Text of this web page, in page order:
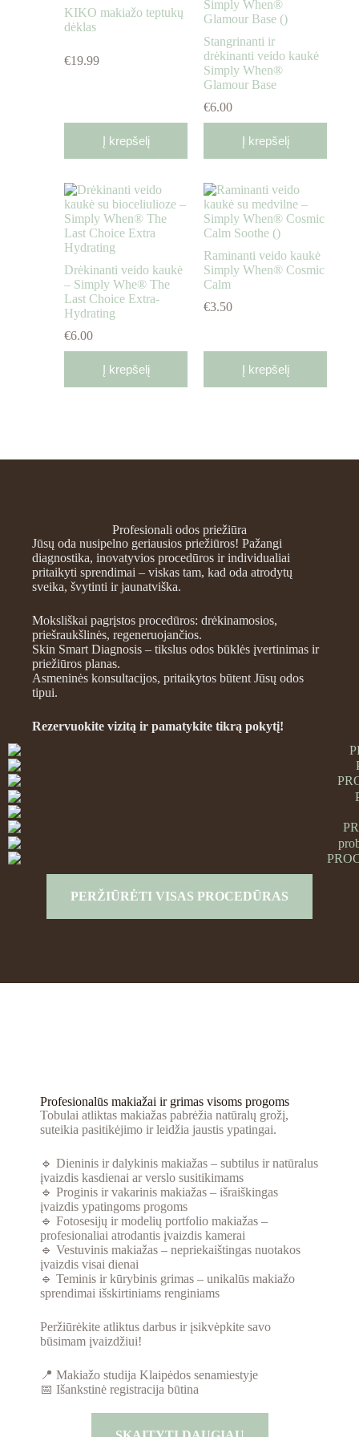
KIKO makiažo teptukų
dėklas
€19.99
Į krepšelį
Stangrinanti ir
drėkinanti veido kaukė
Simply When®
Glamour Base
€6.00
Į krepšelį
Drėkinanti veido kaukė
– Simply Whe® The
Last Choice Extra-
Hydrating
€6.00
Į krepšelį
Raminanti veido kaukė
Simply When® Cosmic
Calm
€3.50
Į krepšelį
Profesionali odos priežiūra
Jūsų oda nusipelno geriausios priežiūros! Pažangi
diagnostika, inovatyvios procedūros ir individualiai
pritaikyti sprendimai – viskas tam, kad oda atrodytų
sveika, švytinti ir jaunatviška.
Moksliškai pagrįstos procedūros: drėkinamosios,
priešraukšlinės, regeneruojančios.
Skin Smart Diagnosis – tikslus odos būklės įvertinimas ir
priežiūros planas.
Asmeninės konsultacijos, pritaikytos būtent Jūsų odos
tipui.
Rezervuokite vizitą ir pamatykite tikrą pokytį!
PERŽIŪRĖTI VISAS PROCEDŪRAS
Profesionalūs makiažai ir grimas visoms progoms
Tobulai atliktas makiažas pabrėžia natūralų grožį,
suteikia pasitikėjimo ir leidžia jaustis ypatingai.
🔹 Dieninis ir dalykinis makiažas – subtilus ir natūralus
įvaizdis kasdienai ar verslo susitikimams
🔹 Proginis ir vakarinis makiažas – išraiškingas
įvaizdis ypatingoms progoms
🔹 Fotosesijų ir modelių portfolio makiažas –
profesionaliai atrodantis įvaizdis kamerai
🔹 Vestuvinis makiažas – nepriekaištingas nuotakos
įvaizdis visai dienai
🔹 Teminis ir kūrybinis grimas – unikalūs makiažo
sprendimai išskirtiniams renginiams
Peržiūrėkite atliktus darbus ir įsikvėpkite savo
būsimam įvaizdžiui!
📍 Makiažo studija Klaipėdos senamiestyje
📅 Išankstinė registracija būtina